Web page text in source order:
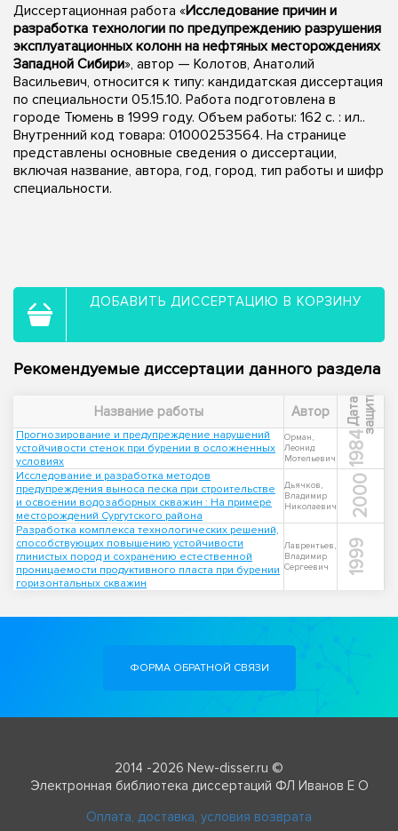
Диссертационная работа «Исследование причин и
разработка технологии по предупреждению разрушения
эксплуатационных колонн на нефтяных месторождениях
Западной Сибири», автор — Колотов, Анатолий
Васильевич, относится к типу: кандидатская диссертация
по специальности 05.15.10. Работа подготовлена в
городе Тюмень в 1999 году. Объем работы: 162 с. : ил..
Внутренний код товара: 01000253564. На странице
представлены основные сведения о диссертации,
включая название, автора, год, город, тип работы и шифр
специальности.
ДОБАВИТЬ ДИССЕРТАЦИЮ В КОРЗИНУ
Рекомендуемые диссертации данного раздела
Название работы Автор Д
а
т
а
з
а
щ
и
т ы
Прогнозирование и предупреждение нарушений
устойчивости стенок при бурении в осложненных
условиях
Орман,
Леонид
Мотельевич
1984
Исследование и разработка методов
предупреждения выноса песка при строительстве
и освоении водозаборных скважин : На примере
месторождений Сургутского района
Дьячков,
Владимир
Николаевич
2000
Разработка комплекса технологических решений,
способствующих повышению устойчивости
глинистых пород и сохранению естественной
проницаемости продуктивного пласта при бурении
горизонтальных скважин
Лаврентьев,
Владимир
Сергеевич
1999
ФОРМА ОБРАТНОЙ СВЯЗИ
2014 -2026 New-disser.ru ©
Электронная библиотека диссертаций ФЛ Иванов Е О
Оплата, доставка, условия возврата